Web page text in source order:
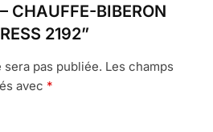
CHAUFFE-BIBERON
2192”
pas publiée. Les champs
avec *